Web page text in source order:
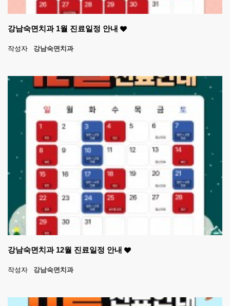
강남숙면치과 1월 진료일정 안내
작성자 강남숙면치과
강남숙면치과 12월 진료일정 안내
작성자 강남숙면치과